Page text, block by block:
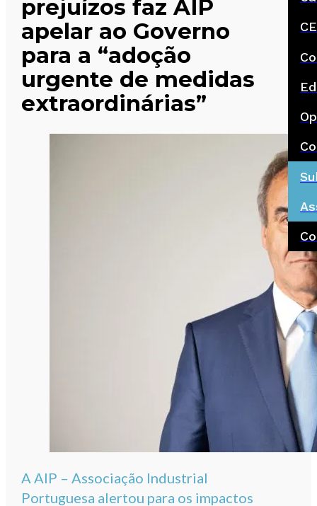
prejuízos faz AIP
apelar ao Governo
para a “adoção
urgente de medidas
extraordinárias”
A AIP – Associação Industrial
Portuguesa alertou para os impactos